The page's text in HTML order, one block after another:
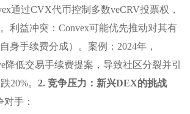
通过CVX代币控制多数veCRV投票权，
利益冲突：Convex可能优先推动对其有
身手续费分成）。案例：2024年，
降低交易手续费提案，导致社区分裂并引
20%。 2. 竞争压力：新兴DEX的挑战
手：